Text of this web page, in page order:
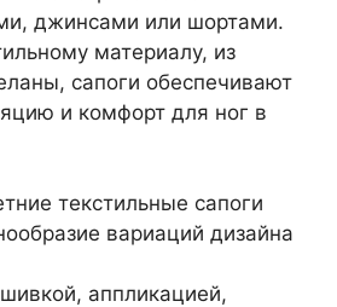
джинсами или шортами.
материалу, из
сапоги обеспечивают
и комфорт для ног в
текстильные сапоги
вариаций дизайна
аппликацией,